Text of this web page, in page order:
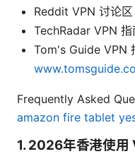
Reddit VPN 讨论
TechRadar VPN
Tom's Guide VPN
Frequently Asked
amazon fire tablet
1. 2026年香港使用